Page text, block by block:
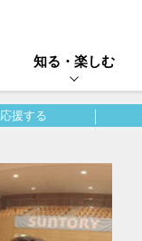
知る・楽しむ
応援する